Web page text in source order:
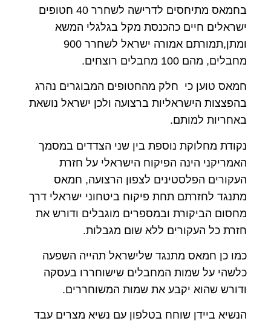
בחמאס מתיחסים לדרישה לשחרר 40 חטופים
ישראלים חיים כהכנסת מקל בגלגלי המשא
ומתן,תמורתם אמורה ישראל לשחרר 900
מחבלים, מהם 100 מחבלים רוצחים.
חמאס טוען כי חלק מהחטופים המבוגרים נהרג
בהפצצות הישראליות ברצועה ולכן ישראל נושאת
באחריות למותם.
נקודת מחלוקת נוספת בין שני הצדדים במסמך
האמריקני הינה הפיקוח הישראלי על חזרת
העקורים הפלסטינים לצפון הרצועה, חמאס
מתנגד לחזרתם תחת פיקוח ביטחוני ישראלי דרך
מחסום הביקורת ובמספרים מוגבלים ודורש את
חזרת כל העקורים ללא שום מגבלות.
כמו כן חמאס מתנגד שלישראל תהייה השפעה
כלשהי על שמות המחבלים שישוחררו בעסקה
ודורש שהוא יקבע את שמות המשוחררים.
הנשיא ביידן שוחח בטלפון עם נשיא מצרים עבד